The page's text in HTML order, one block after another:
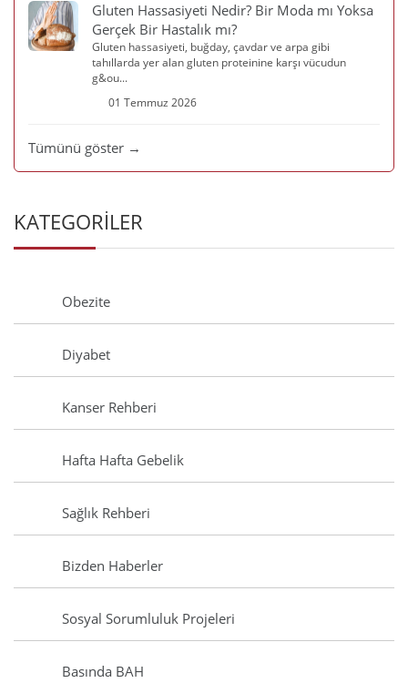
Gluten Hassasiyeti Nedir? Bir Moda mı Yoksa
Gerçek Bir Hastalık mı?
Gluten hassasiyeti, buğday, çavdar ve arpa gibi
tahıllarda yer alan gluten proteinine karşı vücudun
g&ou...
01 Temmuz 2026
Tümünü göster →
KATEGORİLER
Obezite
Diyabet
Kanser Rehberi
Hafta Hafta Gebelik
Sağlık Rehberi
Bizden Haberler
Sosyal Sorumluluk Projeleri
Basında BAH